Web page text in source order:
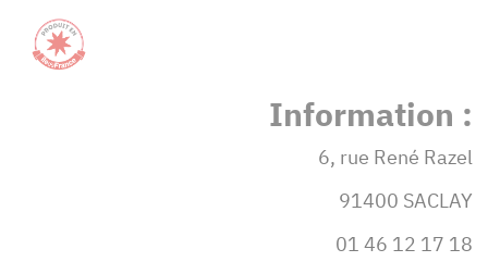
Information :
6, rue René Razel
91400 SACLAY
01 46 12 17 18